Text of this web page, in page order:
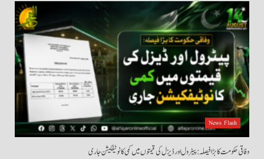
News Flash
وفاقی حکومت کا بڑا فیصلہ: پیٹرول اور ڈیزل کی قیمتوں میں کمی کا نوٹیفکیشن جاری